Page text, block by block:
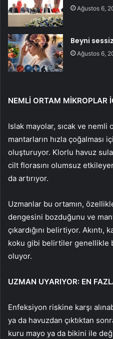
Ağustos 6,
Beyni
Ağustos 6,
NEMLİ ORTAM MİKROPLAR
Islak mayolar, sıcak ve nemli
mantarların hızla çoğalması
oluşturuyor. Klorlu havuz
cilt florasını olumsuz
da artırıyor.
Uzmanlar bu ortamın,
dengesini bozduğunu ve
çıkardığını belirtiyor. Akıntı,
koku gibi belirtiler genellikle
oluyor.
UZMAN UYARIYOR: EN
Enfeksiyon riskine karşı
ya da havuzdan çıktıktan
kuru mayo ya da bikini ile